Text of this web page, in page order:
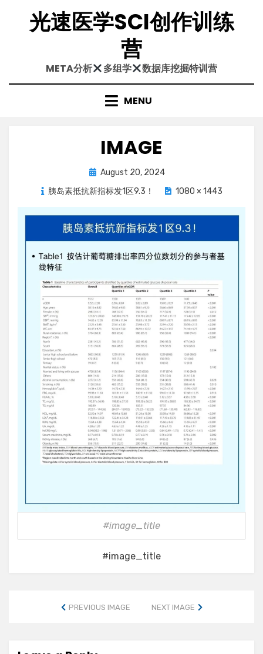
content光速医学SCI创作训练
营
META分析 多组学 数据库挖掘特训营
MENU
IMAGE
Posted
on
August 20, 2024
胰岛素抵抗新指标发1区9.3！
1080 × 1443
#image_title
#image_title
PREVIOUS IMAGE NEXT IMAGE